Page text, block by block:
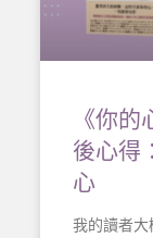
《你
後心得
心
我的讀者大